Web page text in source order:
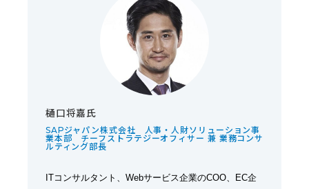
樋口将嘉氏
SAPジャパン株式会社 人事・人財ソリューション事
業本部 チーフストラテジーオフィサー 兼 業務コンサ
ルティング部長
ITコンサルタント、Webサービス企業のCOO、EC企